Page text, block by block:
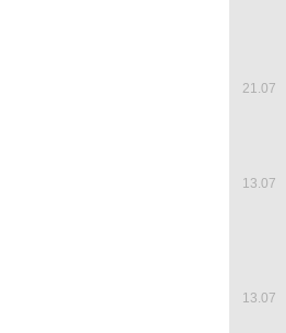
21.07
13.07
13.07